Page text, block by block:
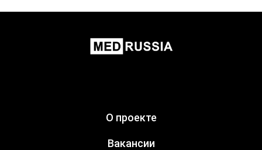
О проекте
Вакансии